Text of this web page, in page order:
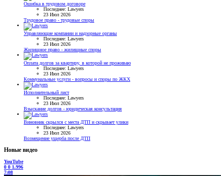
Ошибка в трудовом договоре
Последнее: Lawyers
23 Июл 2026
Трудовое право - трудовые споры
Управляющие компании и надзорные органы
Последнее: Lawyers
23 Июл 2026
Жилищное право - жилищные споры
Оплата долгов за квартиру, в которой не проживаю
Последнее: Lawyers
23 Июл 2026
Коммунальные услуги - вопросы и споры по ЖКХ
Исполнительный лист
Последнее: Lawyers
23 Июл 2026
Взыскание долгов - юридическая консультация
Виновник скрылся с места ДТП и скрывает улики
Последнее: Lawyers
23 Июл 2026
Возмещение ущерба после ДТП
Новые видео
YouTube
0 0 1.996
7:08